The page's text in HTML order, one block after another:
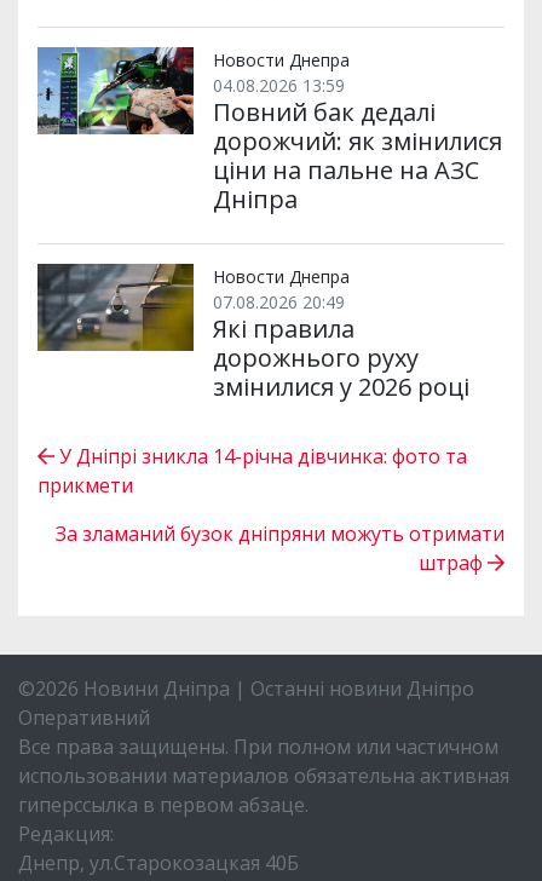
Новости Днепра
04.08.2026 13:59
Повний бак дедалі
дорожчий: як змінилися
ціни на пальне на АЗС
Дніпра
Новости Днепра
07.08.2026 20:49
Які правила
дорожнього руху
змінилися у 2026 році
У Дніпрі зникла 14-річна дівчинка: фото та
прикмети
За зламаний бузок дніпряни можуть отримати
штраф
©2026 Новини Дніпра | Останні новини Дніпро
Оперативний
Все права защищены. При полном или частичном
использовании материалов обязательна активная
гиперссылка в первом абзаце.
Редакция:
Днепр, ул.Старокозацкая 40Б